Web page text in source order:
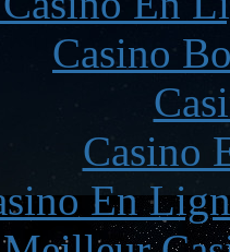
Casino
Casino
En